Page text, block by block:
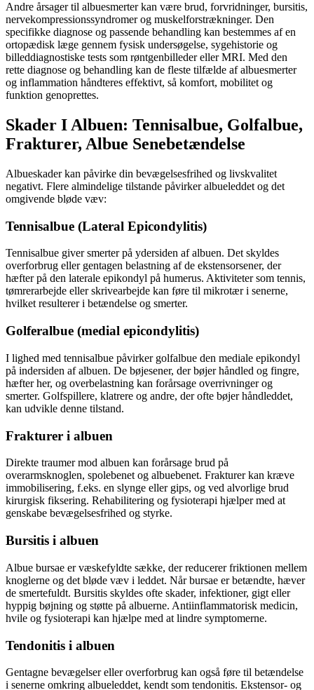
Andre årsager til albuesmerter kan være brud, forvridninger, bursitis,
nervekompressionssyndromer og muskelforstrækninger. Den
specifikke diagnose og passende behandling kan bestemmes af en
ortopædisk læge gennem fysisk undersøgelse, sygehistorie og
billeddiagnostiske tests som røntgenbilleder eller MRI. Med den
rette diagnose og behandling kan de fleste tilfælde af albuesmerter
og inflammation håndteres effektivt, så komfort, mobilitet og
funktion genoprettes.
Skader I Albuen: Tennisalbue, Golfalbue,
Frakturer, Albue Senebetændelse
Albueskader kan påvirke din bevægelsesfrihed og livskvalitet
negativt. Flere almindelige tilstande påvirker albueleddet og det
omgivende bløde væv:
Tennisalbue (Lateral Epicondylitis)
Tennisalbue giver smerter på ydersiden af albuen. Det skyldes
overforbrug eller gentagen belastning af de ekstensorsener, der
hæfter på den laterale epikondyl på humerus. Aktiviteter som tennis,
tømrerarbejde eller skrivearbejde kan føre til mikrotær i senerne,
hvilket resulterer i betændelse og smerter.
Golferalbue (medial epicondylitis)
I lighed med tennisalbue påvirker golfalbue den mediale epikondyl
på indersiden af albuen. De bøjesener, der bøjer håndled og fingre,
hæfter her, og overbelastning kan forårsage overrivninger og
smerter. Golfspillere, klatrere og andre, der ofte bøjer håndleddet,
kan udvikle denne tilstand.
Frakturer i albuen
Direkte traumer mod albuen kan forårsage brud på
overarmsknoglen, spolebenet og albuebenet. Frakturer kan kræve
immobilisering, f.eks. en slynge eller gips, og ved alvorlige brud
kirurgisk fiksering. Rehabilitering og fysioterapi hjælper med at
genskabe bevægelsesfrihed og styrke.
Bursitis i albuen
Albue bursae er væskefyldte sække, der reducerer friktionen mellem
knoglerne og det bløde væv i leddet. Når bursae er betændte, hæver
de smertefuldt. Bursitis skyldes ofte skader, infektioner, gigt eller
hyppig bøjning og støtte på albuerne. Antiinflammatorisk medicin,
hvile og fysioterapi kan hjælpe med at lindre symptomerne.
Tendonitis i albuen
Gentagne bevægelser eller overforbrug kan også føre til betændelse
i senerne omkring albueleddet, kendt som tendonitis. Ekstensor- og